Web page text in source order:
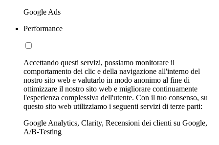
Google Ads
Performance
Accettando questi servizi, possiamo monitorare il
comportamento dei clic e della navigazione all'interno del
nostro sito web e valutarlo in modo anonimo al fine di
ottimizzare il nostro sito web e migliorare continuamente
l'esperienza complessiva dell'utente. Con il tuo consenso, su
questo sito web utilizziamo i seguenti servizi di terze parti:
Google Analytics, Clarity, Recensioni dei clienti su Google,
A/B-Testing